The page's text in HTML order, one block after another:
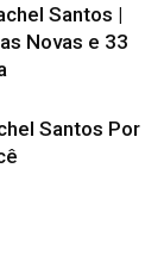
Santos |
Novas e 33
Santos Por